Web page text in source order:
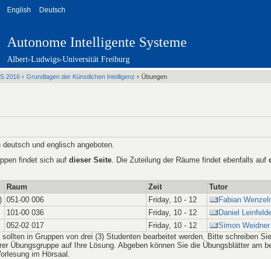
English Deutsch
Autonome Intelligente Systeme
Albert-Ludwigs-Universität Freiburg
2016 › Grundlagen der Künstlichen Intelligenz › Übungen
und englisch angeboten.
findet sich auf dieser Seite . Die Zuteilung der Räume findet ebenfalls auf
Raum Zeit
Tutor
051-00 006 Friday, 10 - 12
Fabian
101-00 036 Friday, 10 - 12
Daniel
052-02 017 Friday, 10 - 12
Simon Weidner
in Gruppen von drei (3) Studenten bearbeitet werden. Bitte schreiben
Übungsgruppe auf Ihre Lösung. Abgeben können Sie die Übungsblätter am
im Hörsaal.